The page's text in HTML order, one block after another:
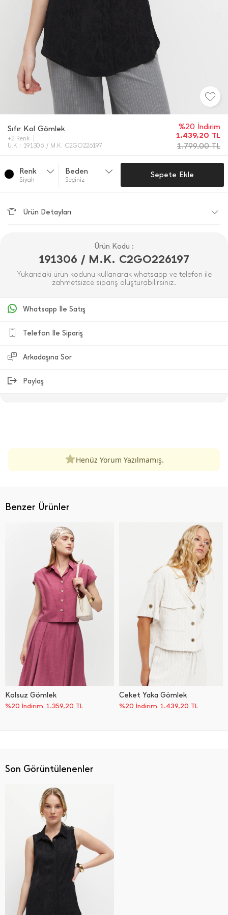
Sıfır Kol Gömlek
+2 Renk
Ü.K : 191306 / M.K. C2GO226197
%20 İndirim
1.439,20 TL
1.799,00TL
Renk
Si̇yah
Beden
Seçiniz
Sepete Ekle
Ürün Detayları
Ürün Kodu :
191306 / M.K. C2GO226197
Yukarıdaki ürün kodunu kullanarak whatsapp ve telefon ile
zahmetsizce sipariş oluşturabilirsiniz.
Whatsapp İle Satış
Telefon İle Sipariş
Arkadaşına Sor
Paylaş
Henüz Yorum Yazılmamış.
Benzer Ürünler
Kolsuz Gömlek
%20 İndirim 1.359,20 TL
Ceket Yaka Gömlek
%20 İndirim 1.439,20 TL
Son Görüntülenenler